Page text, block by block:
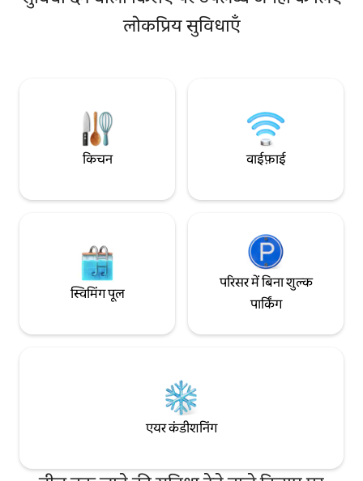
ट्रांसफ़र और टूर के संबंध में मदद करने में हमेशा
खुशी होती है। हर बारीकी को ध्यान में रखकर तैयार
किया गया है, ताकि आपको स्वागत का एहसास हो
डाइनिंग एरिया
लोकप्रिय सुविधाएँ
किचन वाईफ़ाई
स्विमिंग पूल
परिसर में बिना शुल्क
पार्किंग
एयर कंडीशनिंग